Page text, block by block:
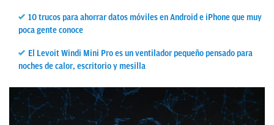
10 trucos para ahorrar datos móviles en Android e iPhone que muy
poca gente conoce
El Levoit Windi Mini Pro es un ventilador pequeño pensado para
noches de calor, escritorio y mesilla